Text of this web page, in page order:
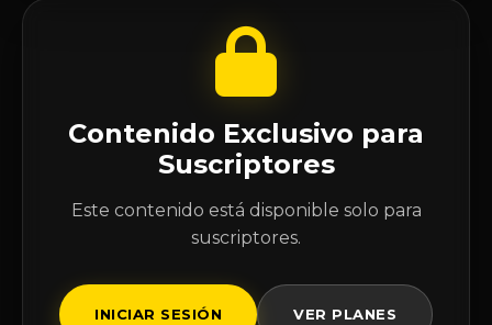
Contenido Exclusivo para
Suscriptores
Este contenido está disponible solo para
suscriptores.
INICIAR SESIÓN VER PLANES